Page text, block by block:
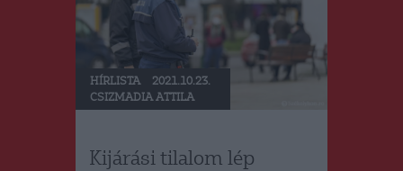
HÍRLISTA
2021.10.23.
CSIZMADIA ATTILA
Kijárási tilalom lép